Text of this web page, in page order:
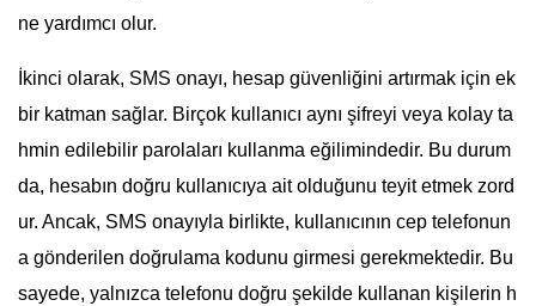
ne yardımcı olur.
İkinci olarak, SMS onayı, hesap güvenliğini artırmak için ek
bir katman sağlar. Birçok kullanıcı aynı şifreyi veya kolay ta
hmin edilebilir parolaları kullanma eğilimindedir. Bu durum
da, hesabın doğru kullanıcıya ait olduğunu teyit etmek zord
ur. Ancak, SMS onayıyla birlikte, kullanıcının cep telefonun
a gönderilen doğrulama kodunu girmesi gerekmektedir. Bu
sayede, yalnızca telefonu doğru şekilde kullanan kişilerin h